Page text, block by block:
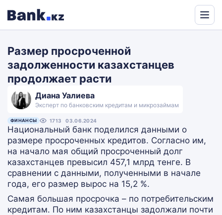
Размер просроченной
задолженности казахстанцев
продолжает расти
Диана Уалиева
Эксперт по банковским кредитам и микрозаймам
ФИНАНСЫ 1713 03.06.2024
Национальный банк поделился данными о
размере просроченных кредитов. Согласно им,
на начало мая общий просроченный долг
казахстанцев превысил 457,1 млрд тенге. В
сравнении с данными, полученными в начале
года, его размер вырос на 15,2 %.
Самая большая просрочка – по потребительским
кредитам. По ним казахстанцы задолжали почти